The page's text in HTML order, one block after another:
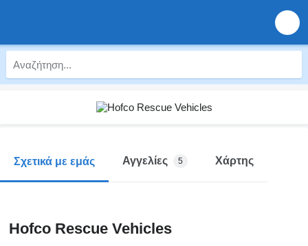
Σχετικά με εμάς Αγγελίες 5 Χάρτης
Hofco Rescue Vehicles